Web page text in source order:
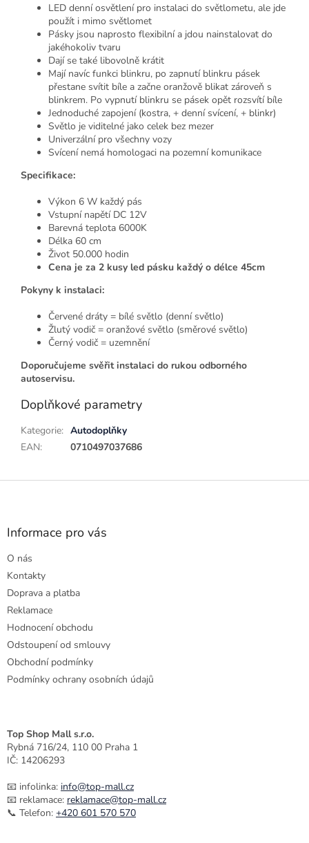
LED denní osvětlení pro instalaci do světlometu, ale jde
použít i mimo světlomet
Pásky jsou naprosto flexibilní a jdou nainstalovat do
jakéhokoliv tvaru
Dají se také libovolně krátit
Mají navíc funkci blinkru, po zapnutí blinkru pásek
přestane svítit bíle a začne oranžově blikat zároveň s
blinkrem. Po vypnutí blinkru se pásek opět rozsvítí bíle
Jednoduché zapojení (kostra, + denní svícení, + blinkr)
Světlo je viditelné jako celek bez mezer
Univerzální pro všechny vozy
Svícení nemá homologaci na pozemní komunikace
Specifikace:
Výkon 6 W každý pás
Vstupní napětí DC 12V
Barevná teplota 6000K
Délka 60 cm
Život 50.000 hodin
Cena je za 2 kusy led pásku každý o délce 45cm
Pokyny k instalaci:
Červené dráty = bílé světlo (denní světlo)
Žlutý vodič = oranžové světlo (směrové světlo)
Černý vodič = uzemnění
Doporučujeme svěřit instalaci do rukou odborného
autoservisu.
Doplňkové parametry
Kategorie: Autodoplňky
EAN: 0710497037686
Z
Informace pro vás
O nás
Kontakty
Doprava a platba
Reklamace
Hodnocení obchodu
Odstoupení od smlouvy
Obchodní podmínky
Podmínky ochrany osobních údajů
Top Shop Mall s.r.o.
Rybná 716/24, 110 00 Praha 1
IČ: 14206293
📧 infolinka: info@top-mall.cz
📧 reklamace: reklamace@top-mall.cz
📞 Telefon: +420 601 570 570